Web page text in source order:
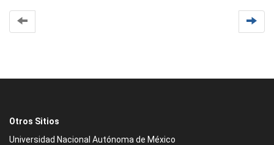
Otros Sitios
Universidad Nacional Autónoma de México